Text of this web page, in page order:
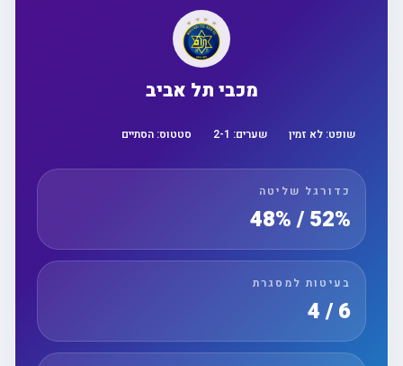
מכבי תל אביב
שופט:לא זמין שערים: 2 -1 סטטוס:הסתיים
כדורגל שליטה
52% / 48%
בעיטות למסגרת
6 / 4